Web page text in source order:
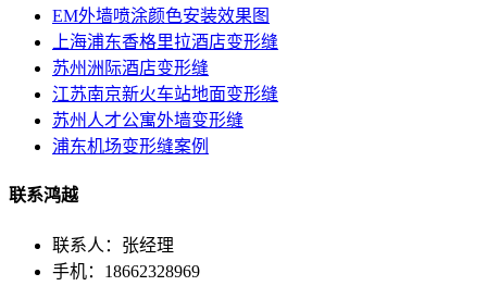
EM外墙喷涂颜色安装效果图
上海浦东香格里拉酒店变形缝
苏州洲际酒店变形缝
江苏南京新火车站地面变形缝
苏州人才公寓外墙变形缝
浦东机场变形缝案例
联系鸿越
联系人：张经理
手机：18662328969